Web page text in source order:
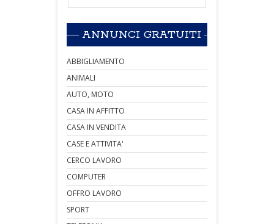
ANNUNCI GRATUITI
ABBIGLIAMENTO
ANIMALI
AUTO, MOTO
CASA IN AFFITTO
CASA IN VENDITA
CASE E ATTIVITA'
CERCO LAVORO
COMPUTER
OFFRO LAVORO
SPORT